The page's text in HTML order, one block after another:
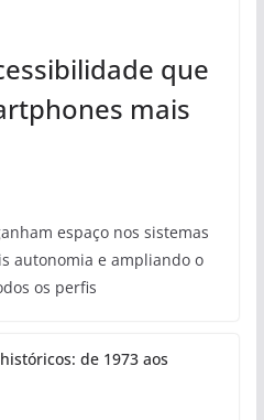
que
mais
espaço nos sistemas
autonomia e ampliando o
os perfis
de 1973 aos